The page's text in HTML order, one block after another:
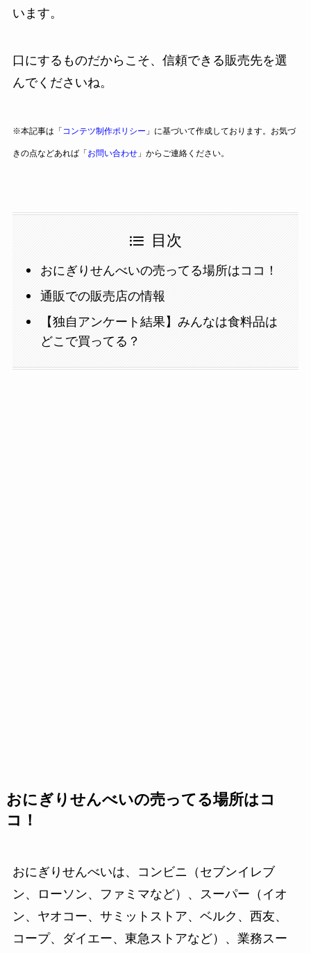
います。
口にするものだからこそ、信頼できる販売先を選
んでくださいね。
※本記事は「 コンテツ制作ポリシー 」に基づいて作成しております。お気づ
きの点などあれば「お問い合わせ」からご連絡ください。
目次
おにぎりせんべいの売ってる場所はココ！
通販での販売店の情報
【独自アンケート結果】みんなは食料品は
どこで買ってる？
おにぎりせんべいの売ってる場所はコ
コ！
おにぎりせんべいは、コンビニ（セブンイレブ
ン、ローソン、ファミマなど）、スーパー（イオ
ン、ヤオコー、サミットストア、ベルク、西友、
コープ、ダイエー、東急ストアなど）、業務スー